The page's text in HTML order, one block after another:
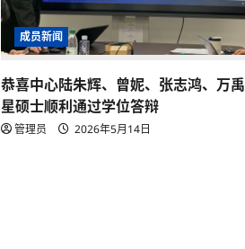
成员新闻
恭喜中心陆朱辉、曾妮、张志鸿、万禹
星硕士顺利通过学位答辩
管理员 2026年5月14日